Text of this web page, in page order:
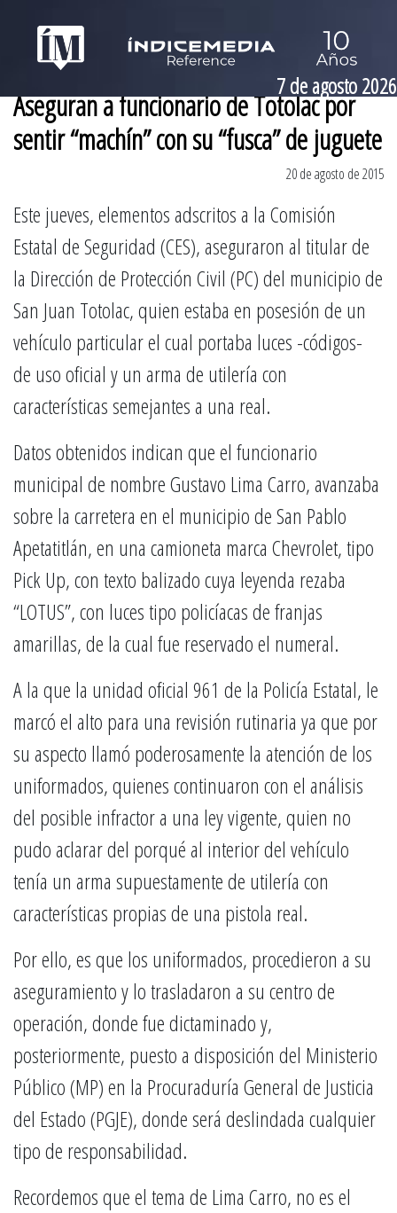
7 de agosto 2026
Aseguran a funcionario de Totolac por
sentir “machín” con su “fusca” de juguete
20 de agosto de 2015
Este jueves, elementos adscritos a la Comisión
Estatal de Seguridad (CES), aseguraron al titular de
la Dirección de Protección Civil (PC) del municipio de
San Juan Totolac, quien estaba en posesión de un
vehículo particular el cual portaba luces -códigos-
de uso oficial y un arma de utilería con
características semejantes a una real.
Datos obtenidos indican que el funcionario
municipal de nombre Gustavo Lima Carro, avanzaba
sobre la carretera en el municipio de San Pablo
Apetatitlán, en una camioneta marca Chevrolet, tipo
Pick Up, con texto balizado cuya leyenda rezaba
“LOTUS”, con luces tipo policíacas de franjas
amarillas, de la cual fue reservado el numeral.
A la que la unidad oficial 961 de la Policía Estatal, le
marcó el alto para una revisión rutinaria ya que por
su aspecto llamó poderosamente la atención de los
uniformados, quienes continuaron con el análisis
del posible infractor a una ley vigente, quien no
pudo aclarar del porqué al interior del vehículo
tenía un arma supuestamente de utilería con
características propias de una pistola real.
Por ello, es que los uniformados, procedieron a su
aseguramiento y lo trasladaron a su centro de
operación, donde fue dictaminado y,
posteriormente, puesto a disposición del Ministerio
Público (MP) en la Procuraduría General de Justicia
del Estado (PGJE), donde será deslindada cualquier
tipo de responsabilidad.
Recordemos que el tema de Lima Carro, no es el